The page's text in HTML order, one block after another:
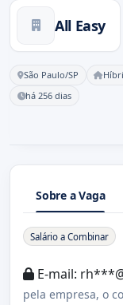
All Easy
São Paulo/SP
há 256 dias
Sobre a Vaga
Sobre a
Salário a Combinar
E-mail:
pela empresa, o